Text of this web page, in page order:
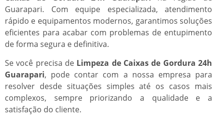
Guarapari. Com equipe especializada, atendimento
rápido e equipamentos modernos, garantimos soluções
eficientes para acabar com problemas de entupimento
de forma segura e definitiva.
Se você precisa de Limpeza de Caixas de Gordura 24h
Guarapari, pode contar com a nossa empresa para
resolver desde situações simples até os casos mais
complexos, sempre priorizando a qualidade e a
satisfação do cliente.